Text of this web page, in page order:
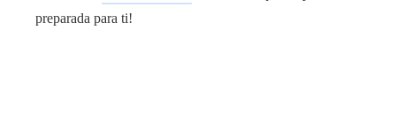
preparada para ti!